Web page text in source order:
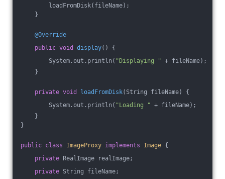
loadFromDisk(fileName);
}
@Override
public void display()
{
System.out.println( "Displaying " + fileName);
}
private void loadFromDisk(String fileName)
{
System.out.println( "Loading " + fileName);
}
}
public class ImageProxy implements Image {
private RealImage realImage;
private String fileName;